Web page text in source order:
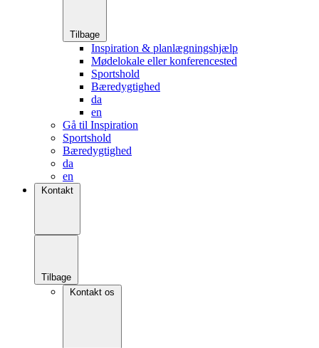
Tilbage
Inspiration & planlægningshjælp
Mødelokale eller konferencested
Sportshold
Bæredygtighed
da
en
Gå til Inspiration
Sportshold
Bæredygtighed
da
en
Kontakt
Tilbage
Kontakt os